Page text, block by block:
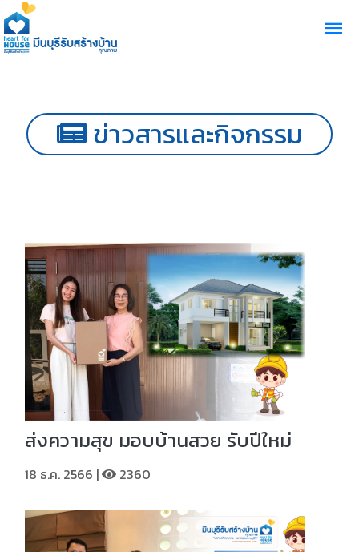
ข่าวสารและกิจกรรม
ส่งความสุข มอบบ้านสวย รับปีใหม่
18 ธ.ค. 2566 | 2360